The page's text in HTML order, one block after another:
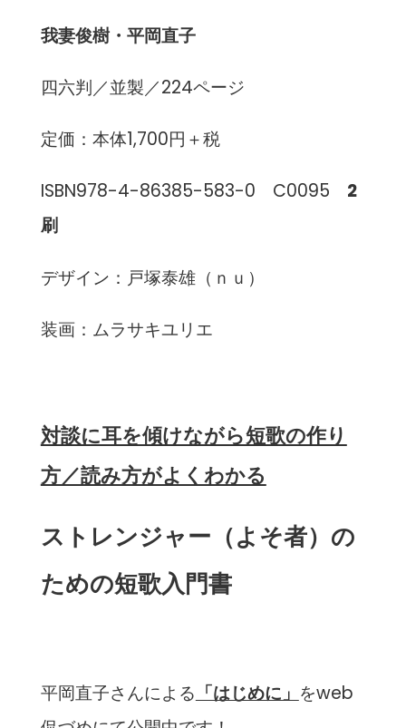
我妻俊樹・平岡直子
四六判／並製／224ページ
定価：本体1,700円＋税
ISBN978-4-86385-583-0 C0095 2
刷
デザイン：戸塚泰雄（ｎｕ）
装画：ムラサキユリエ
対談に耳を傾けながら短歌の作り
方／読み方がよくわかる
ストレンジャー（よそ者）の
ための短歌入門書
平岡直子さんによる 「はじめに」 をweb